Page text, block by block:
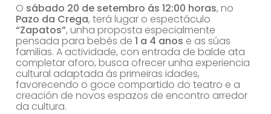
O sábado 20 de setembro ás 12:00 horas, no
Pazo da Crega, terá lugar o espectáculo
“Zapatos”, unha proposta especialmente
pensada para bebés de 1 a 4 anos e as súas
familias. A actividade, con entrada de balde ata
completar aforo, busca ofrecer unha experiencia
cultural adaptada ás primeiras idades,
favorecendo o goce compartido do teatro e a
creación de novos espazos de encontro arredor
da cultura.